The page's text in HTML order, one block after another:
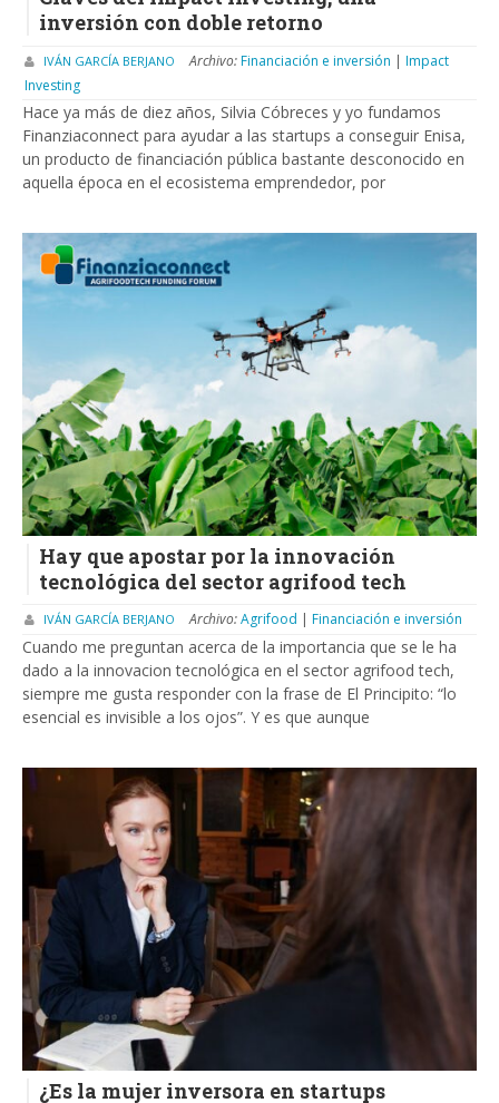
inversión con doble retorno
IVÁN GARCÍA BERJANO Archivo:Financiación e inversión | Impact
Investing
Hace ya más de diez años, Silvia Cóbreces y yo fundamos
Finanziaconnect para ayudar a las startups a conseguir Enisa,
un producto de financiación pública bastante desconocido en
aquella época en el ecosistema emprendedor, por
Hay que apostar por la innovación
tecnológica del sector agrifood tech
IVÁN GARCÍA BERJANO Archivo:Agrifood | Financiación e inversión
Cuando me preguntan acerca de la importancia que se le ha
dado a la innovacion tecnológica en el sector agrifood tech,
siempre me gusta responder con la frase de El Principito: “lo
esencial es invisible a los ojos”. Y es que aunque
¿Es la mujer inversora en startups